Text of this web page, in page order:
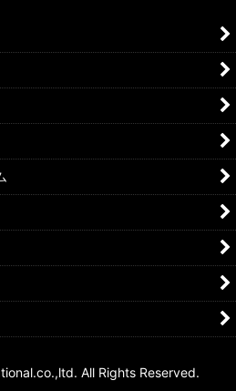
All Rights Reserved.